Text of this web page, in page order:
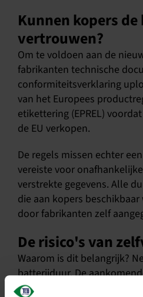
Kunnen kopers
vertrouwen?
Om te voldoen aan de
fabrikanten technische
conformiteitsverklaring
van het Europees
etikettering (EPREL)
de EU verkopen.
De regels missen echter
vereiste voor
verstrekte gegevens. Alle
die aan kopers
door fabrikanten zelf
De risico's van
Waarom is dit belangrijk?
batterijduur. De
dat batterijen van mobiele